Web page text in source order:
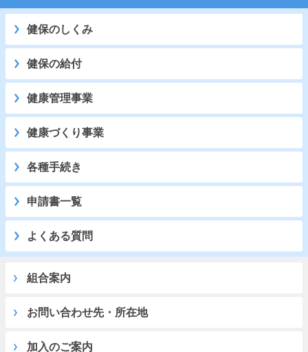
健保のしくみ
健保の給付
健康管理事業
健康づくり事業
各種手続き
申請書一覧
よくある質問
組合案内
お問い合わせ先・所在地
加入のご案内